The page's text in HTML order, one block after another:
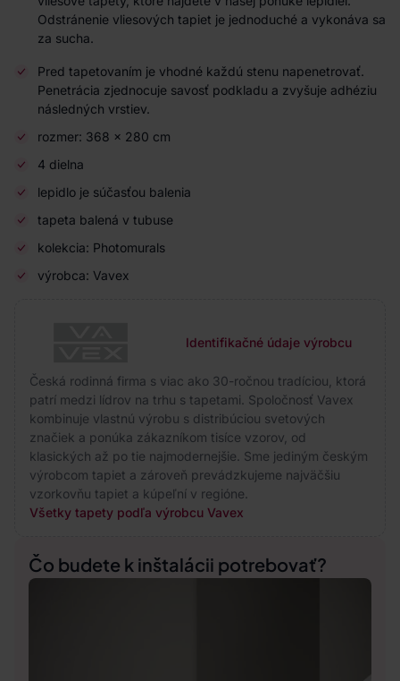
Odstránenie vliesových tapiet je jednoduché a vykonáva sa
za sucha.
Pred tapetovaním je vhodné každú stenu napenetrovať.
Penetrácia zjednocuje savosť podkladu a zvyšuje adhéziu
následných vrstiev.
rozmer: 368 x 280 cm
4 dielna
lepidlo je súčasťou balenia
tapeta balená v tubuse
kolekcia: Photomurals
výrobca: Vavex
Identifikačné údaje výrobcu
Česká rodinná firma s viac ako 30-ročnou tradíciou, ktorá
patrí medzi lídrov na trhu s tapetami. Spoločnosť Vavex
kombinuje vlastnú výrobu s distribúciou svetových
značiek a ponúka zákazníkom tisíce vzorov, od
klasických až po tie najmodernejšie. Sme jediným českým
výrobcom tapiet a zároveň prevádzkujeme najväčšiu
vzorkovňu tapiet a kúpeľní v regióne.
Všetky tapety podľa výrobcu Vavex
Čo budete k inštalácii potrebovať?